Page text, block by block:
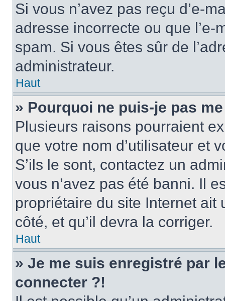
Si vous n’avez pas reçu d’e-
adresse incorrecte ou que
spam. Si vous êtes sûr de
administrateur.
Haut
» Pourquoi ne puis-je pas
Plusieurs raisons pourraient
que votre nom d’utilisateur et
S’ils le sont, contactez un
vous n’avez pas été banni. Il
propriétaire du site Internet
côté, et qu’il devra la corriger.
Haut
» Je me suis enregistré par
connecter ?!